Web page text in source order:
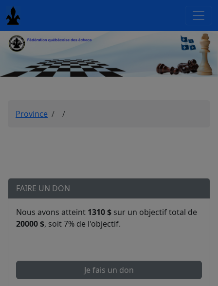
Province
FAIRE UN DON
Nous avons atteint 1310 $ sur un objectif total de
20000 $, soit 7% de l'objectif.
Je fais un don